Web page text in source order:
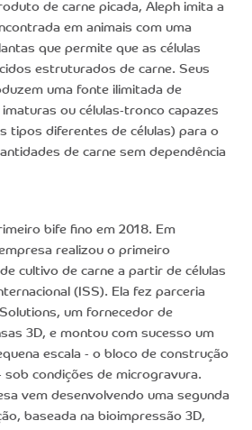
de carne picada, Aleph imita a
em animais com uma
que permite que as células
estruturados de carne. Seus
uma fonte ilimitada de
ou células-tronco capazes
tipos diferentes de células) para o
de carne sem dependência
bife fino em 2018. Em
realizou o primeiro
cultivo de carne a partir de células
(ISS). Ela fez parceria
um fornecedor de
3D, e montou com sucesso um
escala - o bloco de construção
sob condições de microgravura.
vem desenvolvendo uma segunda
baseada na bioimpressão 3D,